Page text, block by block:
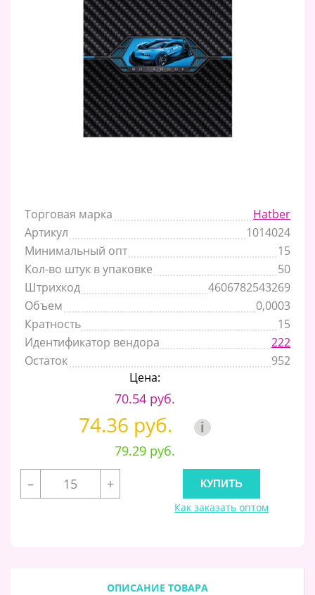
Торговая марка
Hatber
Артикул
1014024
Минимальный опт
15
Кол-во штук в упаковке
50
Штрихкод
4606782543269
Объем
0,0003
Кратность
15
Идентификатор вендора
222
Остаток
952
Цена:
70.54 руб.
74.36 руб. i
79.29 руб.
–
+
Как заказать оптом
ОПИСАНИЕ ТОВАРА